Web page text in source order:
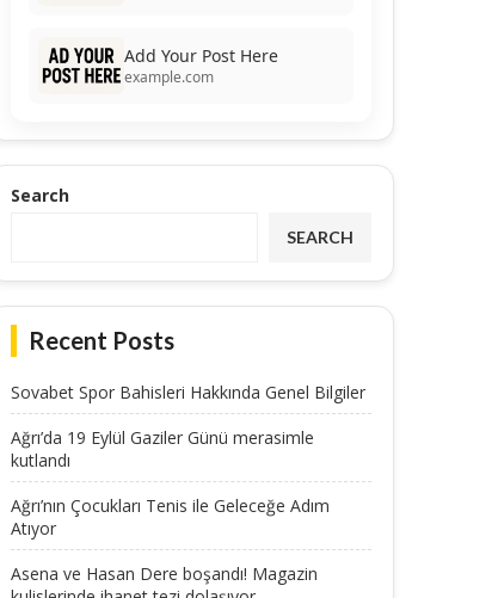
Add Your Post Here
example.com
Search
SEARCH
Recent Posts
Sovabet Spor Bahisleri Hakkında Genel Bilgiler
Ağrı’da 19 Eylül Gaziler Günü merasimle
kutlandı
Ağrı’nın Çocukları Tenis ile Geleceğe Adım
Atıyor
Asena ve Hasan Dere boşandı! Magazin